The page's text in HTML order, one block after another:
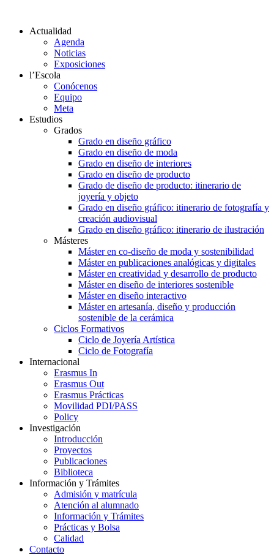
Actualidad
Agenda
Noticias
Exposiciones
l’Escola
Conócenos
Equipo
Meta
Estudios
Grados
Grado en diseño gráfico
Grado en diseño de moda
Grado en diseño de interiores
Grado en diseño de producto
Grado de diseño de producto: itinerario de
joyería y objeto
Grado en diseño gráfico: itinerario de fotografía y
creación audiovisual
Grado en diseño gráfico: itinerario de ilustración
Másteres
Máster en co-diseño de moda y sostenibilidad
Máster en publicaciones analógicas y digitales
Máster en creatividad y desarrollo de producto
Máster en diseño de interiores sostenible
Máster en diseño interactivo
Máster en artesanía, diseño y producción
sostenible de la cerámica
Ciclos Formativos
Ciclo de Joyería Artística
Ciclo de Fotografía
Internacional
Erasmus In
Erasmus Out
Erasmus Prácticas
Movilidad PDI/PASS
Policy
Investigación
Introducción
Proyectos
Publicaciones
Biblioteca
Información y Trámites
Admisión y matrícula
Atención al alumnado
Información y Trámites
Prácticas y Bolsa
Calidad
Contacto